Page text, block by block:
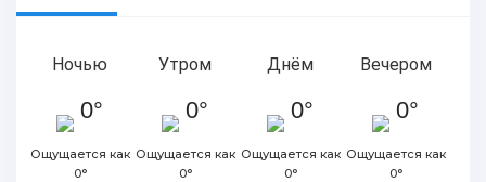
Ночью
0°
Ощущается как
0°
Утром
0°
Ощущается как
0°
Днём
0°
Ощущается как
0°
Вечером
0°
Ощущается как
0°